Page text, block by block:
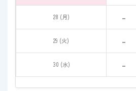
28 (月) -
29 (火) -
30 (水) -